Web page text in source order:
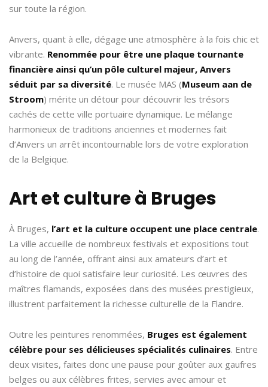
sur toute la région.
Anvers, quant à elle, dégage une atmosphère à la fois chic et
vibrante. Renommée pour être une plaque tournante
financière ainsi qu’un pôle culturel majeur, Anvers
séduit par sa diversité. Le musée MAS (Museum aan de
Stroom) mérite un détour pour découvrir les trésors
cachés de cette ville portuaire dynamique. Le mélange
harmonieux de traditions anciennes et modernes fait
d’Anvers un arrêt incontournable lors de votre exploration
de la Belgique.
Art et culture à Bruges
À Bruges, l’art et la culture occupent une place centrale.
La ville accueille de nombreux festivals et expositions tout
au long de l’année, offrant ainsi aux amateurs d’art et
d’histoire de quoi satisfaire leur curiosité. Les œuvres des
maîtres flamands, exposées dans des musées prestigieux,
illustrent parfaitement la richesse culturelle de la Flandre.
Outre les peintures renommées, Bruges est également
célèbre pour ses délicieuses spécialités culinaires. Entre
deux visites, faites donc une pause pour goûter aux gaufres
belges ou aux célèbres frites, servies avec amour et